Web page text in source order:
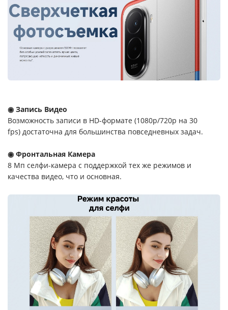
◉ Запись Видео
Возможность записи в HD-формате (1080p/720p на 30
fps) достаточна для большинства повседневных задач.
◉ Фронтальная Камера
8 Мп селфи-камера с поддержкой тех же режимов и
качества видео, что и основная.